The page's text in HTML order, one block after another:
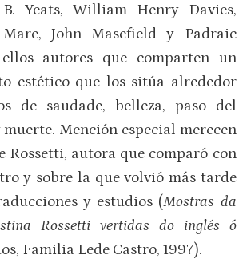
Yeats, William Henry Davies,
John Masefield y Padraic
autores que comparten un
estético que los sitúa alrededor
de saudade, belleza, paso del
Mención especial merecen
Rossetti, autora que comparó con
y sobre la que volvió más tarde
y estudios (Mostras da
Rossetti vertidas do inglés ó
Familia Lede Castro, 1997).